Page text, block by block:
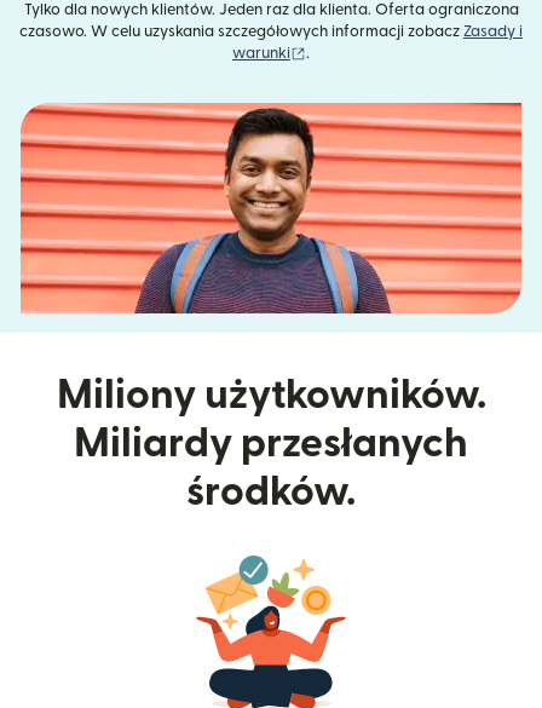
Tylko dla nowych klientów. Jeden raz dla klienta. Oferta ograniczona
czasowo. W celu uzyskania szczegółowych informacji zobacz Zasady i
warunki
.
Miliony użytkowników.
Miliardy przesłanych
środków.